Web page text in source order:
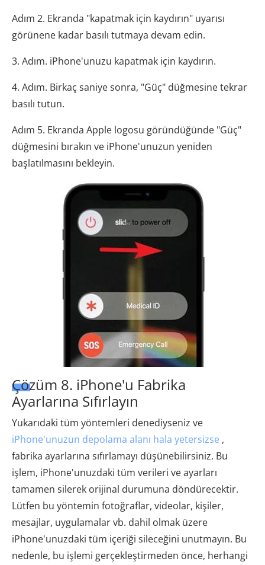
Adım 2. Ekranda "kapatmak için kaydırın" uyarısı
görünene kadar basılı tutmaya devam edin.
3. Adım. iPhone'unuzu kapatmak için kaydırın.
4. Adım. Birkaç saniye sonra, "Güç" düğmesine tekrar
basılı tutun.
Adım 5. Ekranda Apple logosu göründüğünde "Güç"
düğmesini bırakın ve iPhone'unuzun yeniden
başlatılmasını bekleyin.
Çözüm 8. iPhone'u Fabrika
Ayarlarına Sıfırlayın
Yukarıdaki tüm yöntemleri denediyseniz ve
iPhone'unuzun depolama alanı hala yetersizse ,
fabrika ayarlarına sıfırlamayı düşünebilirsiniz. Bu
işlem, iPhone'unuzdaki tüm verileri ve ayarları
tamamen silerek orijinal durumuna döndürecektir.
Lütfen bu yöntemin fotoğraflar, videolar, kişiler,
mesajlar, uygulamalar vb. dahil olmak üzere
iPhone'unuzdaki tüm içeriği sileceğini unutmayın. Bu
nedenle, bu işlemi gerçekleştirmeden önce, herhangi